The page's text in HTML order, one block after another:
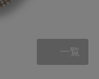
一覧